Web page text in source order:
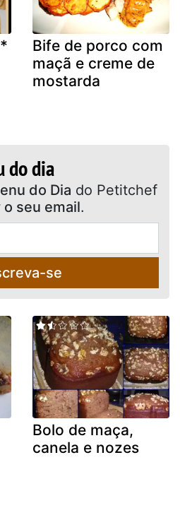
Bife de porco com
maçã e creme de
mostarda
do dia
do Dia do Petitchef
seu email.
se
Bolo de maça,
canela e nozes